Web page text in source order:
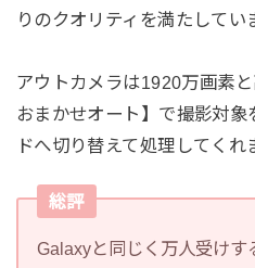
りのクオリティを満たしてい
アウトカメラは1920万画素
おまかせオート】で撮影対
ドへ切り替えて処理してくれ
総評
Galaxyと同じく万人受けす